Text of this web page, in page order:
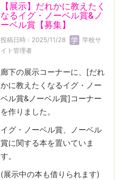
【展示】だれかに教えたく
なるイグ・ノーベル賞&ノ
ーベル賞【募集】
投稿日時 : 2025/11/28
学校サ
イト管理者
廊下の展示コーナーに、[だれ
かに教えたくなるイグ・ノー
ベル賞&ノーベル賞]コーナー
を作りました。
イグ・ノーベル賞、ノーベル
賞に関する本を置いていま
す。
(展示中の本も借りられます)